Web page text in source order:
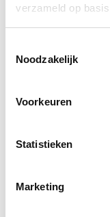
verzameld op
Noodzakelijk
Voorkeuren
Statistieken
Marketing
Postcode
Telefoonnummer
E-
bedrijfstak